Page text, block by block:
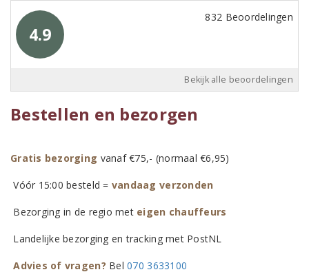
4.9
832 Beoordelingen
Bekijk alle beoordelingen
Bestellen en bezorgen
Gratis bezorging vanaf €75,- (normaal €6,95)
Vóór 15:00 besteld = vandaag verzonden
Bezorging in de regio met eigen chauffeurs
Landelijke bezorging en tracking met PostNL
Advies of vragen? Bel070 3633100